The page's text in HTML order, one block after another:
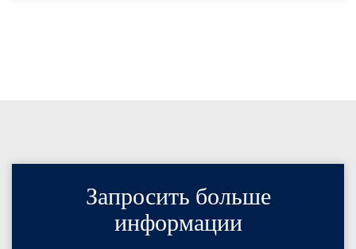
Запросить больше
информации